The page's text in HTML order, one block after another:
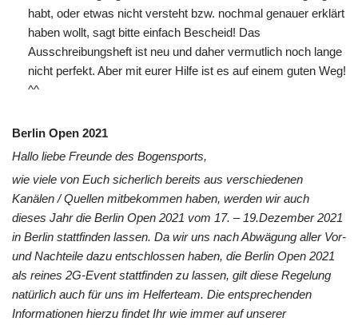
habt, oder etwas nicht versteht bzw. nochmal genauer erklärt
haben wollt, sagt bitte einfach Bescheid! Das
Ausschreibungsheft ist neu und daher vermutlich noch lange
nicht perfekt. Aber mit eurer Hilfe ist es auf einem guten Weg!
^^
Berlin Open 2021
Hallo liebe Freunde des Bogensports,
wie viele von Euch sicherlich bereits aus verschiedenen
Kanälen / Quellen mitbekommen haben, werden wir auch
dieses Jahr die Berlin Open 2021 vom 17. – 19.Dezember 2021
in Berlin stattfinden lassen. Da wir uns nach Abwägung aller Vor-
und Nachteile dazu entschlossen haben, die Berlin Open 2021
als reines 2G-Event stattfinden zu lassen, gilt diese Regelung
natürlich auch für uns im Helferteam. Die entsprechenden
Informationen hierzu findet Ihr wie immer auf unserer